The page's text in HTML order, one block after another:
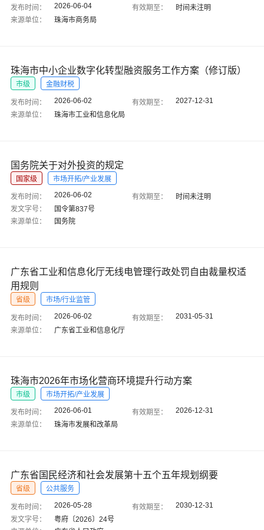
发布时间： 2026-06-04 有效期至：
时间未注明
来源单位：
珠海市商务局
珠海市中小企业数字化转型融资服务工作方案（修订版）
市级 金融财税
发布时间： 2026-06-02 有效期至：
2027-12-31
来源单位：
珠海市工业和信息化局
国务院关于对外投资的规定
国家级 市场开拓/产业发展
发布时间： 2026-06-02 有效期至：
时间未注明
发文字号：
国令第837号
来源单位：
国务院
广东省工业和信息化厅无线电管理行政处罚自由裁量权适
用规则
省级 市场/行业监管
发布时间： 2026-06-02 有效期至：
2031-05-31
来源单位：
广东省工业和信息化厅
珠海市2026年市场化营商环境提升行动方案
市级 市场开拓/产业发展
发布时间： 2026-06-01 有效期至：
2026-12-31
来源单位：
珠海市发展和改革局
广东省国民经济和社会发展第十五个五年规划纲要
省级 公共服务
发布时间： 2026-05-28 有效期至：
2030-12-31
发文字号：
粤府〔2026〕24号